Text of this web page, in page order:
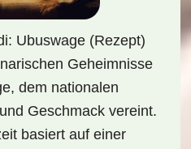
Ubuswage (Rezept)
Geheimnisse
dem nationalen
Geschmack vereint.
basiert auf einer